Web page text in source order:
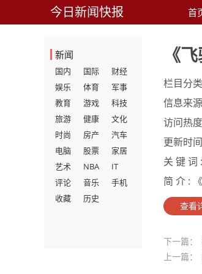
今日新闻快报 首
新闻
国内 国际
财经
娱乐
体育
军事
教育
游戏
科技
旅游
健康
文化
时尚
房产
汽车
电脑
股票
家居
艺术
NBA
IT
评论
音乐
手机
收藏
历史
《
栏目分
信息来
访问热
更新时
关 键 词 :
简 介 :
查看
下一篇：
上一篇：